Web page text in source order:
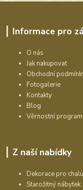
Informace pro
O nás
Jak nakupovat
Obchodní
Fotogalerie
Kontakty
Blog
Věrnostní program
Z naší nabídky
Dekorace pro
Starožitný nábytek